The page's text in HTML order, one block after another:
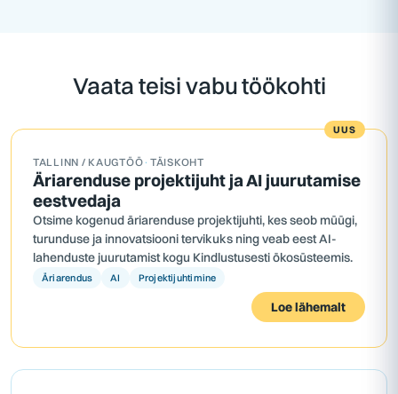
Vaata teisi vabu töökohti
UUS
TALLINN / KAUGTÖÖ · TÄISKOHT
Äriarenduse projektijuht ja AI juurutamise
eestvedaja
Otsime kogenud äriarenduse projektijuhti, kes seob müügi,
turunduse ja innovatsiooni tervikuks ning veab eest AI-
lahenduste juurutamist kogu Kindlustusesti ökosüsteemis.
Äriarendus AI Projektijuhtimine
Loe lähemalt